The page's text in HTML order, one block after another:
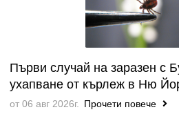
Първи случай на заразен с
ухапване от кърлеж в Ню
от 06 авг 2026г. Прочети повече